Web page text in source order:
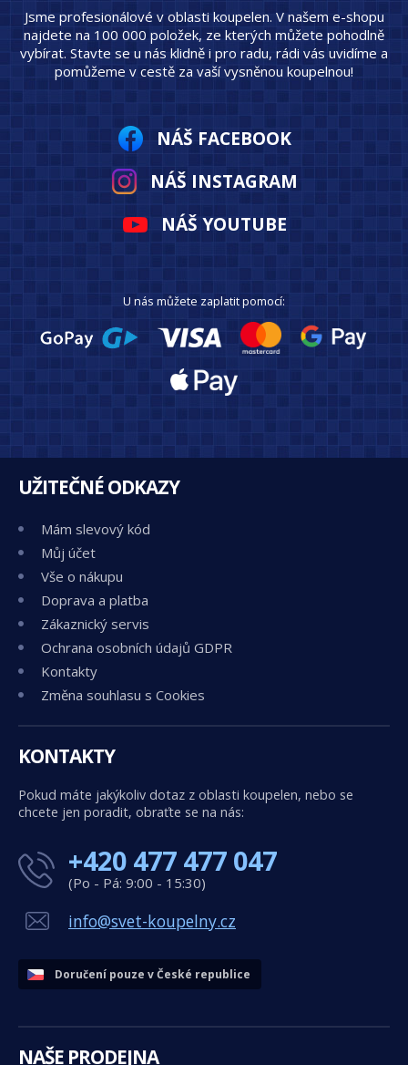
Jsme profesionálové v oblasti koupelen. V našem e-shopu
najdete na 100 000 položek, ze kterých můžete pohodlně
vybírat. Stavte se u nás klidně i pro radu, rádi vás uvidíme a
pomůžeme v cestě za vaší vysněnou koupelnou!
NÁŠ FACEBOOK
NÁŠ INSTAGRAM
NÁŠ YOUTUBE
U nás můžete zaplatit pomocí:
UŽITEČNÉ ODKAZY
Mám slevový kód
Můj účet
Vše o nákupu
Doprava a platba
Zákaznický servis
Ochrana osobních údajů GDPR
Kontakty
Změna souhlasu s Cookies
KONTAKTY
Pokud máte jakýkoliv dotaz z oblasti koupelen, nebo se
chcete jen poradit, obraťte se na nás:
+420 477 477 047
(Po - Pá: 9:00 - 15:30)
info@svet-koupelny.cz
Doručení pouze v České republice
NAŠE PRODEJNA